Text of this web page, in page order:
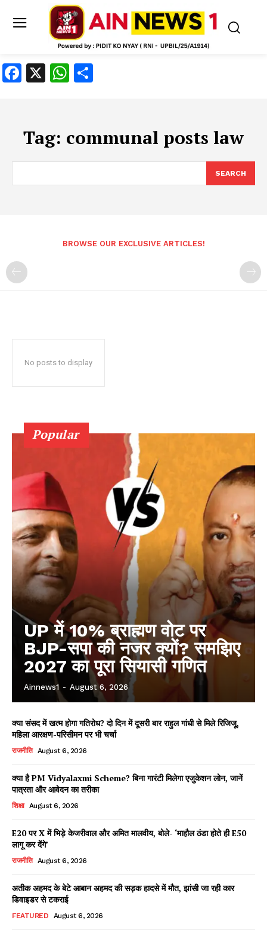
Facebook
X WhatsApp
Read Latest News on AIN
Facebook
X WhatsApp
Tag: communal posts law
SEARCH
BROWSE OUR EXCLUSIVE ARTICLES!
No posts to display
Popular
UP में 10% ब्राह्मण वोट पर
BJP-सपा की नजर क्यों? समझिए
2027 का पूरा सियासी गणित
Ainnews1 - August 6, 2026
क्या संसद में खत्म होगा गतिरोध? दो दिन में दूसरी बार राहुल गांधी से मिले रिजिजू,
महिला आरक्षण-परिसीमन पर भी चर्चा
राजनीति August 6, 2026
क्या है PM Vidyalaxmi Scheme? बिना गारंटी मिलेगा एजुकेशन लोन, जानें
पात्रता और आवेदन का तरीका
शिक्षा August 6, 2026
E20 पर X में भिड़े केजरीवाल और अमित मालवीय, बोले- ‘माहौल ठंडा होते ही E50
लागू कर देंगे’
राजनीति August 6, 2026
अतीक अहमद के बेटे आबान अहमद की सड़क हादसे में मौत, झांसी जा रही कार
डिवाइडर से टकराई
FEATURED August 6, 2026